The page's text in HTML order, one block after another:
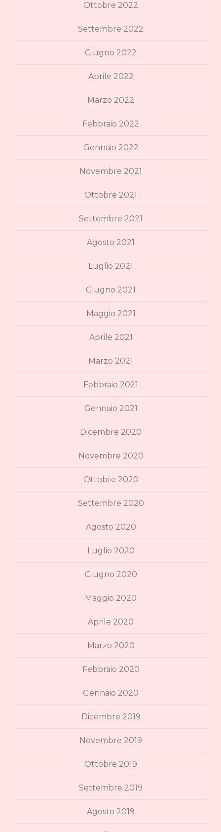
Ottobre 2022
Settembre 2022
Giugno 2022
Aprile 2022
Marzo 2022
Febbraio 2022
Gennaio 2022
Novembre 2021
Ottobre 2021
Settembre 2021
Agosto 2021
Luglio 2021
Giugno 2021
Maggio 2021
Aprile 2021
Marzo 2021
Febbraio 2021
Gennaio 2021
Dicembre 2020
Novembre 2020
Ottobre 2020
Settembre 2020
Agosto 2020
Luglio 2020
Giugno 2020
Maggio 2020
Aprile 2020
Marzo 2020
Febbraio 2020
Gennaio 2020
Dicembre 2019
Novembre 2019
Ottobre 2019
Settembre 2019
Agosto 2019